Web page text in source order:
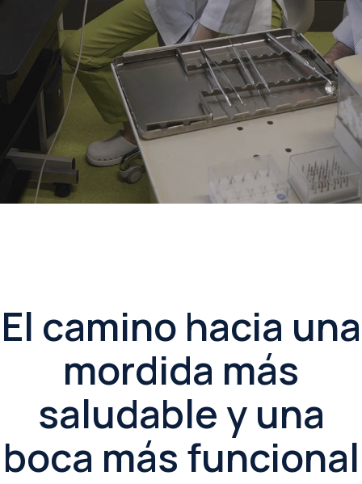
El camino hacia una
mordida más
saludable y una
boca más funcional